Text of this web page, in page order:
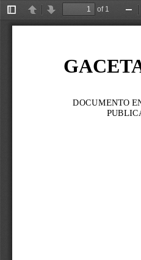
Toggle
Sidebar
PreviousNext
of 1
Out
DOCUMENTO